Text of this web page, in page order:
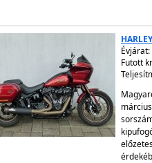
Évjárat:
Futott